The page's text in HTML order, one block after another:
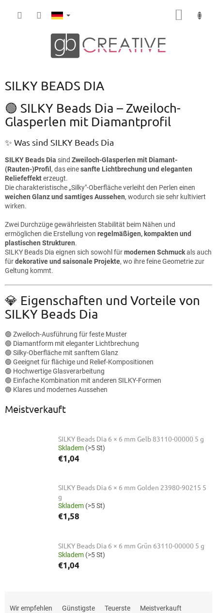
SILKY BEADS DIA
🟢 SILKY Beads Dia – Zweiloch-
Glasperlen mit Diamantprofil
✨ Was sind SILKY Beads Dia
SILKY Beads Dia sind Zweiloch-Glasperlen mit Diamant-
(Rauten-)Profil , das einesanfte Lichtbrechung und eleganten
Reliefeffekterzeugt.
Die charakteristische „Silky"-Oberfläche verleiht den Perlen einen
weichen Glanz und samtiges Aussehen, wodurch sie sehr kultiviert
wirken.
Zwei Durchzüge gewährleisten Stabilität beim Nähen und
ermöglichen die Erstellung von regelmäßigen, kompakten und
plastischen Strukturen.
SILKY Beads Dia eignen sich sowohl fürmodernen Schmuckals auch
fürdekorative und saisonale Projekte, wo ihre feine Geometrie zur
Geltung kommt.
💎 Eigenschaften und Vorteile von
SILKY Beads Dia
🟢 Zweiloch-Ausführung für feste Muster
🟢 Diamantform mit eleganter Lichtbrechung
🟢 Silky-Oberfläche mit sanftem Glanz
🟢 Geeignet für flächige und Relief-Kompositionen
🟢 Hochwertige Glasverarbeitung
🟢 Einfache Kombination mit anderen SILKY-Formen
🟢 Klares und modernes Aussehen
Meistverkauft
SILKY Beads Dia 6 × 6 mm Gelb 83110-00000 5 g
Skladem (>5 St)
€1,04
SILKY Beads Dia 6 × 6 mm Golden 23980-90215 5
g
Skladem (>5 St)
€1,58
SILKY Beads Dia 6 × 6 mm Grün 63110-00000 5 g
Skladem (>5 St)
€1,04
Wir empfehlen Günstigste Teuerste Meistverkauft